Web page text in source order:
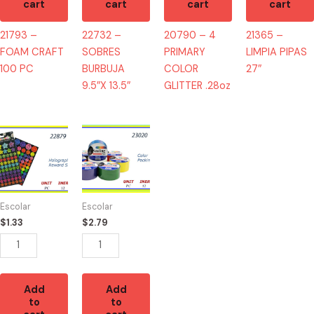
cart
21793 –
FOAM CRAFT
100 PC
cart
22732 –
SOBRES
BURBUJA
9.5″X 13.5″
cart
20790 – 4
PRIMARY
COLOR
GLITTER .28oz
cart
21365 –
LIMPIA PIPAS
27″
Escolar
$1.33
22879
-
HOLOGRAPHIC
144
STICKERS
quantity
Add
to
Escolar
$2.79
23020
-
DUCK
TAPE
DE
COLORES
quantity
Add
to